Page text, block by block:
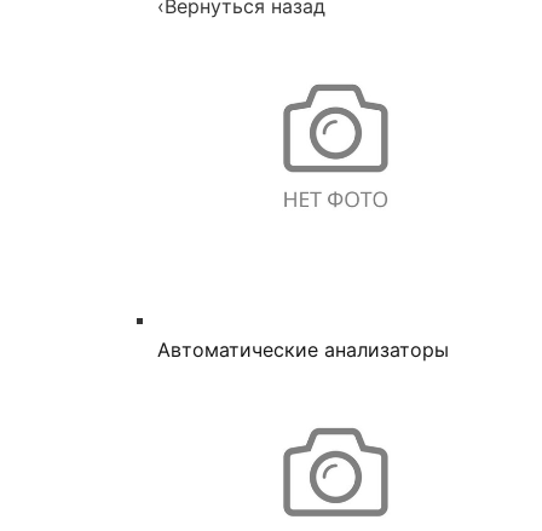
‹Вернуться назад
Автоматические анализаторы